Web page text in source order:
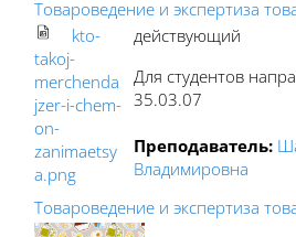
Товароведение и экспертиза
kto-
takoj-
merchenda
jzer-i-chem-
on-
zanimaetsy
a.png
действующий
Для студентов
35.03.07
Преподаватель:
Владимировна
Товароведение и экспертиза